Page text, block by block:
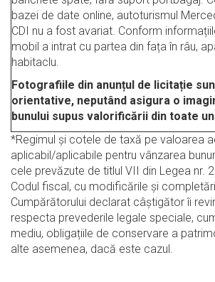
bazei de date online, autoturismul
CDI nu a fost avariat. Conform
mobil a intrat cu partea din fața în râu,
habitaclu.
Fotografiile din anunțul de licitație
orientative, neputând asigura o
bunului supus valorificării din toate
*Regimul şi cotele de taxă pe valoarea
aplicabil/aplicabile pentru vânzarea
cele prevăzute de titlul VII din Legea nr.
Codul fiscal, cu modificările şi
Cumpărătorului declarat câștigător îi
respecta prevederile legale speciale,
mediu, obligațiile de conservare a
alte asemenea, dacă este cazul.